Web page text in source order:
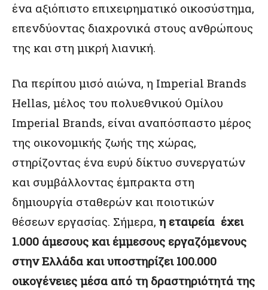
ένα αξιόπιστο επιχειρηματικό οικοσύστημα,
επενδύοντας διαχρονικά στους ανθρώπους
της και στη μικρή λιανική.
Για περίπου μισό αιώνα, η Imperial Brands
Hellas, μέλος του πολυεθνικού Ομίλου
Imperial Brands, είναι αναπόσπαστο μέρος
της οικονομικής ζωής της χώρας,
στηρίζοντας ένα ευρύ δίκτυο συνεργατών
και συμβάλλοντας έμπρακτα στη
δημιουργία σταθερών και ποιοτικών
θέσεων εργασίας. Σήμερα, η εταιρεία έχει
1.000 άμεσους και έμμεσους εργαζόμενους
στην Ελλάδα και υποστηρίζει 100.000
οικογένειες μέσα από τη δραστηριότητά της